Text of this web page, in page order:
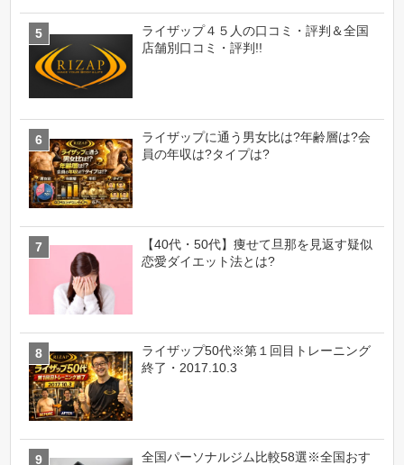
ライザップ４５人の口コミ・評判＆全国
店舗別口コミ・評判!!
ライザップに通う男女比は?年齢層は?会
員の年収は?タイプは?
【40代・50代】痩せて旦那を見返す疑似
恋愛ダイエット法とは?
ライザップ50代※第１回目トレーニング
終了・2017.10.3
全国パーソナルジム比較58選※全国おす